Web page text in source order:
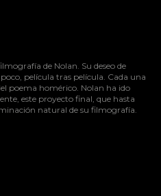
de Nolan. Su deseo de
película tras película. Cada una
poema homérico. Nolan ha ido
este proyecto final, que hasta
natural de su filmografía.